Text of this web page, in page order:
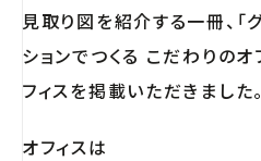
見取り図を紹介する一冊、「
ションでつくる こだわりのオ
フィスを掲載いただきました。
オフィスは